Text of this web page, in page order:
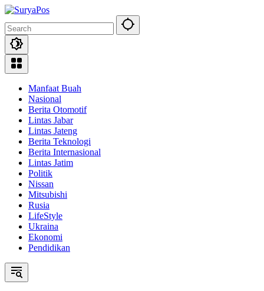
Skip
content
Manfaat Buah
Nasional
Berita Otomotif
Lintas Jabar
Lintas Jateng
Berita Teknologi
Berita Internasional
Lintas Jatim
Politik
Nissan
Mitsubishi
Rusia
LifeStyle
Ukraina
Ekonomi
Pendidikan